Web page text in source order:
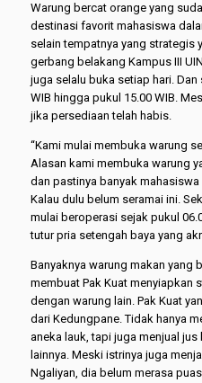
Warung bercat orange yang
destinasi favorit mahasiswa
selain tempatnya yang strategis
gerbang belakang Kampus III
juga selalu buka setiap hari.
WIB hingga pukul 15.00 WIB.
jika persediaan telah habis.
“Kami mulai membuka warung
Alasan kami membuka warung
dan pastinya banyak
Kalau dulu belum seramai ini.
mulai beroperasi sejak pukul
tutur pria setengah baya yang
Banyaknya warung makan yang
membuat Pak Kuat menyiapkan
dengan warung lain. Pak Kuat
dari Kedungpane. Tidak hanya
aneka lauk, tapi juga menjual
lainnya. Meski istrinya juga
Ngaliyan, dia belum merasa